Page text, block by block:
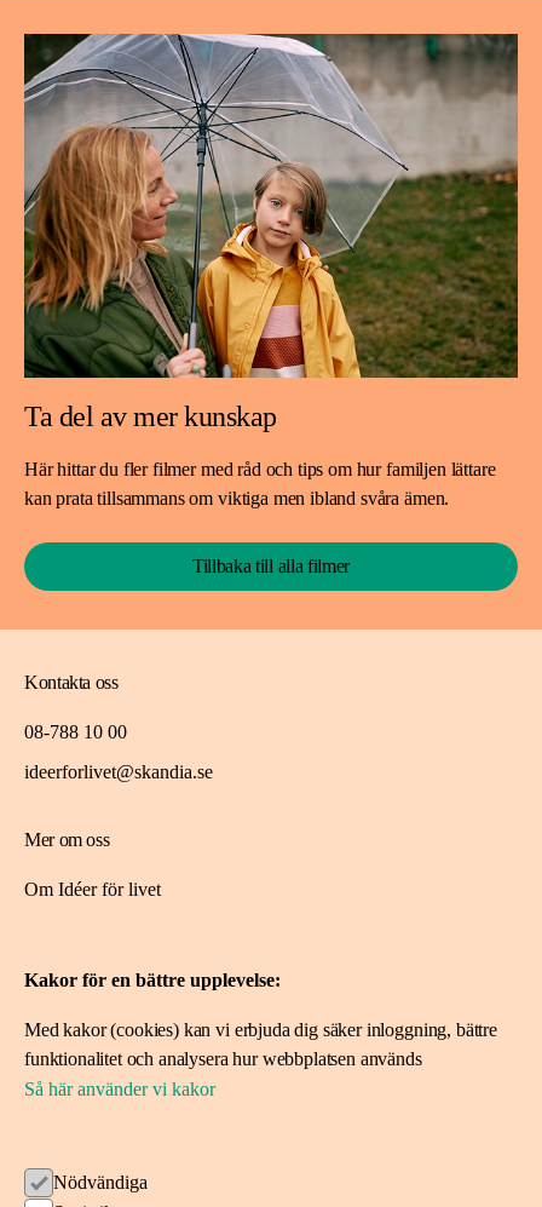
Ta del av mer kunskap
Här hittar du fler filmer med råd och tips om hur familjen lättare
kan prata tillsammans om viktiga men ibland svåra ämen.
Tillbaka till alla filmer
Mer om oss
Om Idéer för livet
Projekt vi stöttat
Kontakta oss
08-788 10 00
ideerforlivet@skandia.se
Kakor för en bättre upplevelse:
Med kakor (cookies) kan vi erbjuda dig säker inloggning, bättre
funktionalitet och analysera hur webbplatsen används
Så här använder vi kakor
Nödvändiga